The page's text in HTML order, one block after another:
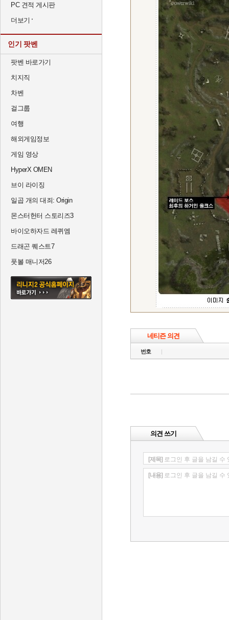
PC 견적 게시판
더보기
인기 팟벤
팟벤 바로가기
치지직
차벤
걸그룹
여행
해외게임정보
게임 영상
HyperX OMEN
브이 라이징
일곱 개의 대죄: Origin
몬스터헌터 스토리즈3
바이오하자드 레퀴엠
드래곤 퀘스트7
풋볼 매니저26
네티즌 의견
번호
의견 쓰기
[제목] 로그인 후 글을 남길 수
[내용] 로그인 후 글을 남길 수